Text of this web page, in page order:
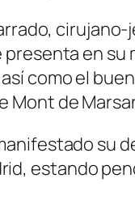
en
como el
Mont de
su
estando